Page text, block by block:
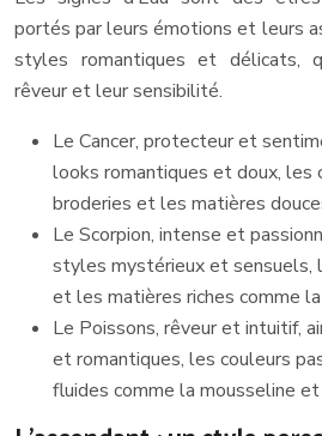
portés par leurs émotions et leurs
styles romantiques et délicats,
rêveur et leur sensibilité.
Le Cancer, protecteur et
looks romantiques et doux, les
broderies et les matières
Le Scorpion, intense et
styles mystérieux et sensuels,
et les matières riches comme
Le Poissons, rêveur et intuitif,
et romantiques, les couleurs
fluides comme la mousseline